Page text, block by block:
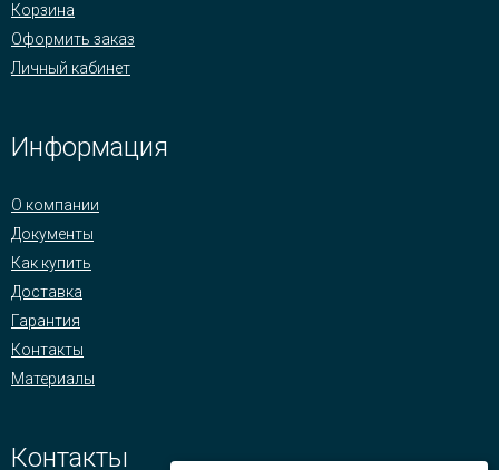
Корзина
Оформить заказ
Личный кабинет
Информация
О компании
Документы
Как купить
Доставка
Гарантия
Контакты
Материалы
Контакты